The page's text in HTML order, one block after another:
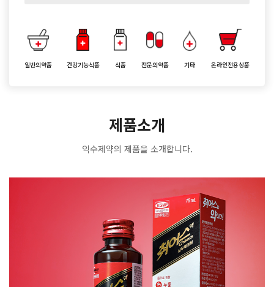
일반의약품 건강기능식품 식품 전문의약품 기타 온라인전용상품
제품소개
익수제약의 제품을 소개합니다.
IKSU
PHARMA